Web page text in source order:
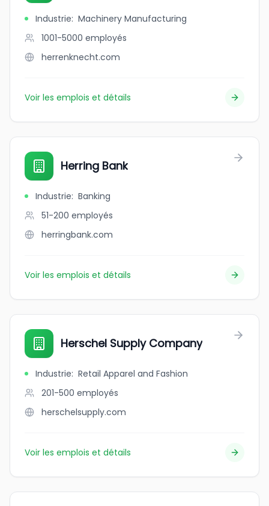
Industrie: Machinery Manufacturing
1001-5000 employés
herrenknecht.com
Voir les emplois et détails
Herring Bank
Industrie: Banking
51-200 employés
herringbank.com
Voir les emplois et détails
Herschel Supply Company
Industrie: Retail Apparel and Fashion
201-500 employés
herschelsupply.com
Voir les emplois et détails